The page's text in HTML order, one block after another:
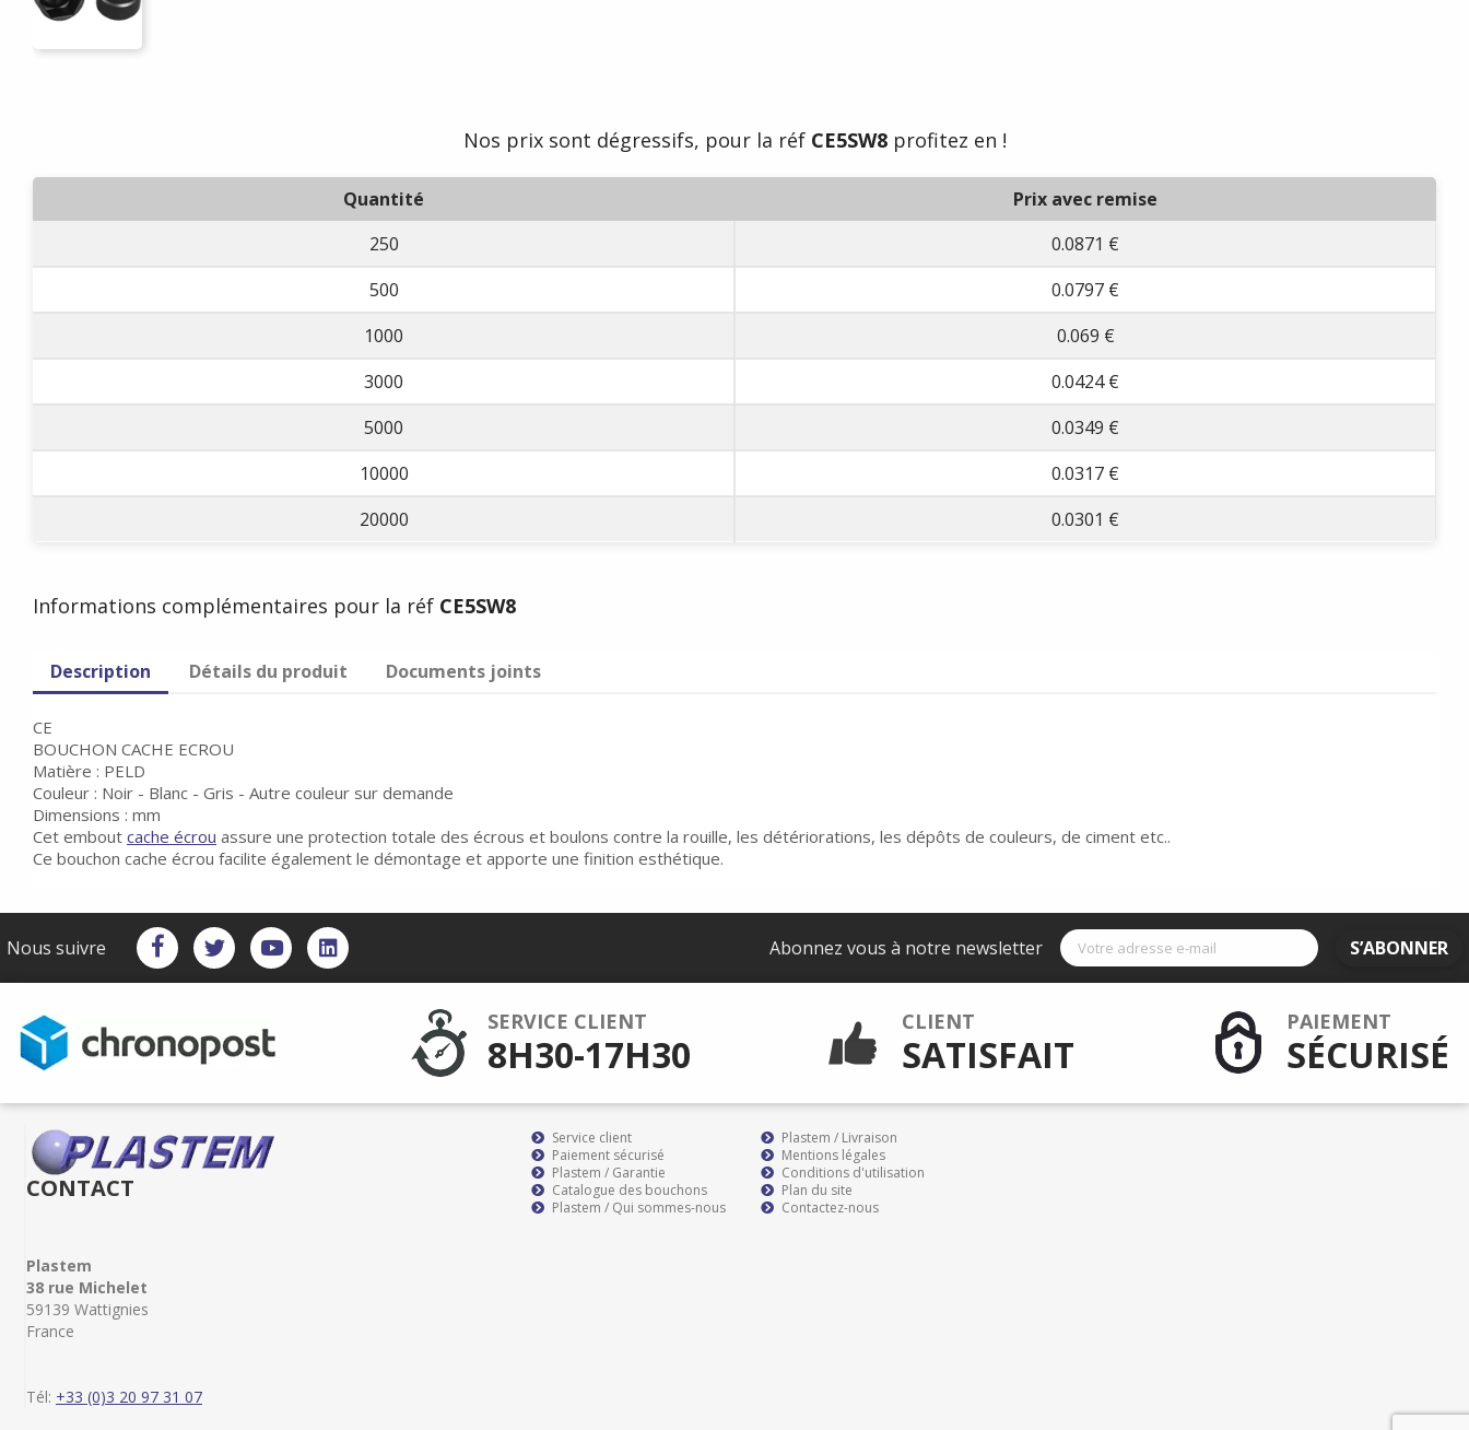
Nos prix sont dégressifs, pour la réf CE5SW8profitez en !
Quantité
Prix avec remise
250
0.0871 €
500
0.0797 €
1000
0.069 €
3000
0.0424 €
5000
0.0349 €
10000
0.0317 €
20000
0.0301 €
Informations complémentaires pour la réf CE5SW8
Description Détails du produit Documents joints
CE
BOUCHON CACHE ECROU
Matière : PELD
Couleur : Noir - Blanc - Gris - Autre couleur sur demande
Dimensions : mm
Cet embout cache écrou assure une protection totale des écrous et boulons contre la rouille, les détériorations, les dépôts de couleurs, de ciment etc..
Ce bouchon cache écrou facilite également le démontage et apporte une finition esthétique.
Nous suivre Abonnez vous à notre newsletter S’ABONNER
SERVICE CLIENT
8H30-17H30
CLIENT
SATISFAIT
PAIEMENT
SÉCURISÉ
CONTACT
Plastem
38 rue Michelet
59139 Wattignies
France
Tél: +33 (0)3 20 97 31 07
Service client
Paiement sécurisé
Plastem / Garantie
Catalogue des bouchons
Plastem / Qui sommes-nous
Plastem / Livraison
Mentions légales
Conditions d'utilisation
Plan du site
Contactez-nous